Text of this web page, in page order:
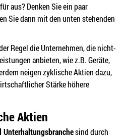
aus? Denken Sie ein paar
Sie dann mit den unten stehenden
Regel die Unternehmen, die nicht-
anbieten, wie z.B. Geräte,
neigen zyklische Aktien dazu,
Stärke höhere
Aktien
Unterhaltungsbranchesind durch